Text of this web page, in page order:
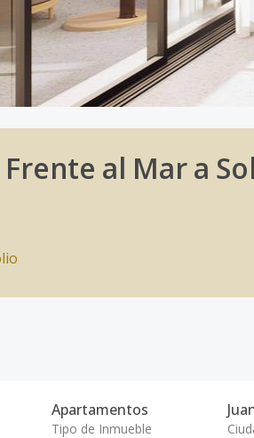
al Mar a
Apartamentos
Tipo de Inmueble